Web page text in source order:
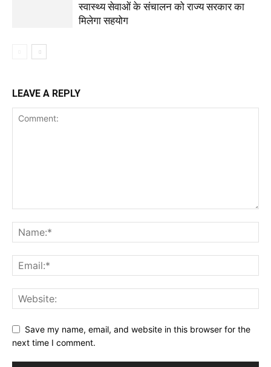
स्वास्थ्य सेवाओं के संचालन को राज्य सरकार का
मिलेगा सहयोग
LEAVE A REPLY
Save my name, email, and website in this browser for the
next time I comment.